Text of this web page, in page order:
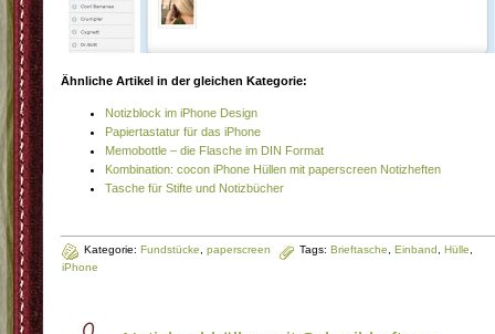
Ähnliche Artikel in der gleichen Kategorie:
Notizblock im iPhone Design
Papiertastatur für das iPhone
Memobottle – die Flasche im DIN Format
Kombination: cocon iPhone Hüllen mit paperscreen Notizheften
Tasche für Stifte und Notizbücher
Kategorie: Fundstücke paperscreen Tags: Brieftasche Einband Hülle
iPhone